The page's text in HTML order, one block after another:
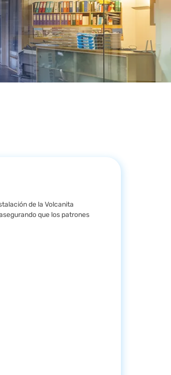
de la Volcanita
que los patrones